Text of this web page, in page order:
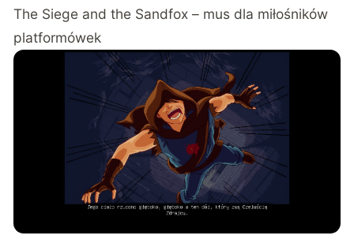
The Siege and the Sandfox – mus dla miłośników
platformówek